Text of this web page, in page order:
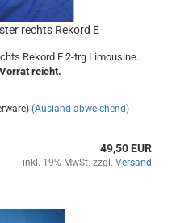
rechts Rekord E
Rekord E 2-trg Limousine.
reicht.
(Ausland abweichend)
49,50 EUR
inkl. 19% MwSt. zzgl. Versand